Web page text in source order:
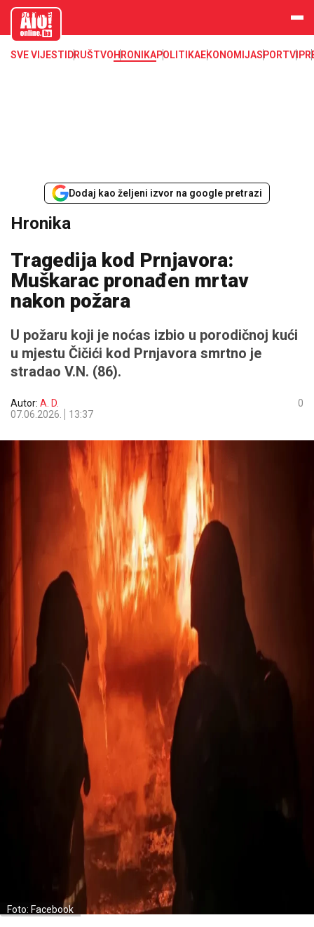
aloonline.b
SVE VIJESTI DRUŠTVOHRONIKAPOLITIKAEKONOMIJASPORTVIP
Dodaj kao željeni izvor na google pretrazi
Hronika
Tragedija kod Prnjavora:
Muškarac pronađen mrtav
nakon požara
U požaru koji je noćas izbio u porodičnoj kući
u mjestu Čičići kod Prnjavora smrtno je
stradao V.N. (86).
Autor: A. D.
07.06.2026.
13:37
0
Foto: Facebook